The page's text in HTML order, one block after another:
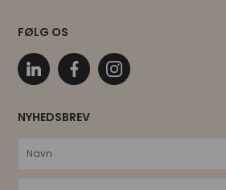
FØLG OS
NYHEDSBREV